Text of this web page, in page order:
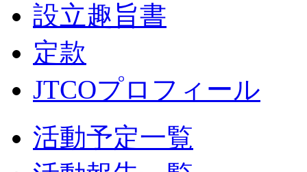
設立趣旨書
定款
JTCOプロフィール
活動予定一覧